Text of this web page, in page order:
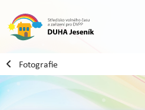
Fotografie